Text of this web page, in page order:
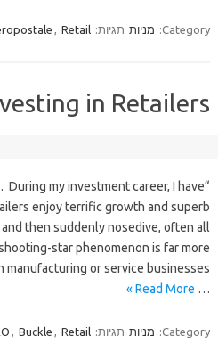
Category: מניות תגיות: ,Retail
in Retailers
During my investment career, I have
enjoy terrific growth and superb
then suddenly nosedive, often all
star phenomenon is far more
…
Read More »
Category: מניות תגיות: ,Buckle ,Retail